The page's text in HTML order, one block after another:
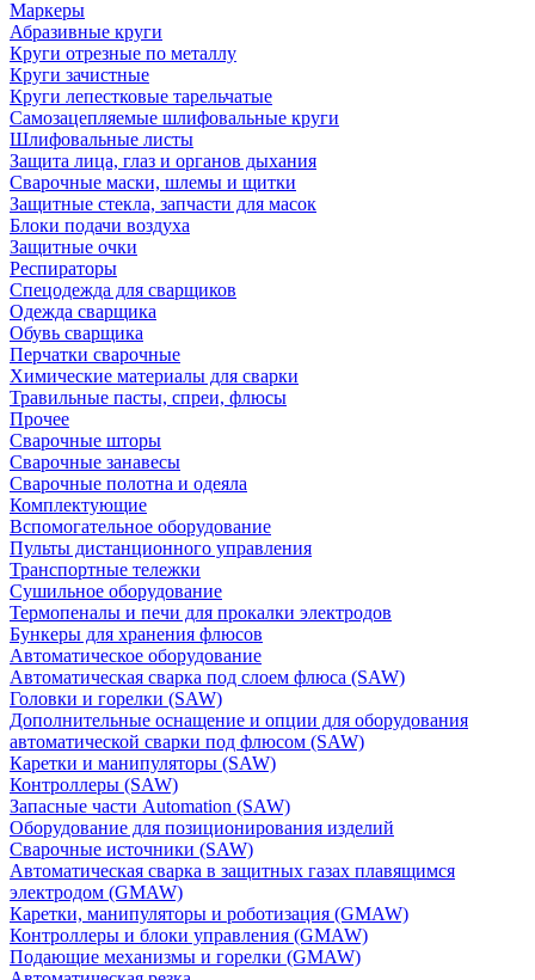
Маркеры
Абразивные круги
Круги отрезные по металлу
Круги зачистные
Круги лепестковые тарельчатые
Самозацепляемые шлифовальные круги
Шлифовальные листы
Защита лица, глаз и органов дыхания
Сварочные маски, шлемы и щитки
Защитные стекла, запчасти для масок
Блоки подачи воздуха
Защитные очки
Респираторы
Спецодежда для сварщиков
Одежда сварщика
Обувь сварщика
Перчатки сварочные
Химические материалы для сварки
Травильные пасты, спреи, флюсы
Прочее
Сварочные шторы
Сварочные занавесы
Сварочные полотна и одеяла
Комплектующие
Вспомогательное оборудование
Пульты дистанционного управления
Транспортные тележки
Сушильное оборудование
Термопеналы и печи для прокалки электродов
Бункеры для хранения флюсов
Автоматическое оборудование
Автоматическая сварка под слоем флюса (SAW)
Головки и горелки (SAW)
Дополнительные оснащение и опции для оборудования
автоматической сварки под флюсом (SAW)
Каретки и манипуляторы (SAW)
Контроллеры (SAW)
Запасные части Automation (SAW)
Оборудование для позиционирования изделий
Сварочные источники (SAW)
Автоматическая сварка в защитных газах плавящимся
электродом (GMAW)
Каретки, манипуляторы и роботизация (GMAW)
Контроллеры и блоки управления (GMAW)
Подающие механизмы и горелки (GMAW)